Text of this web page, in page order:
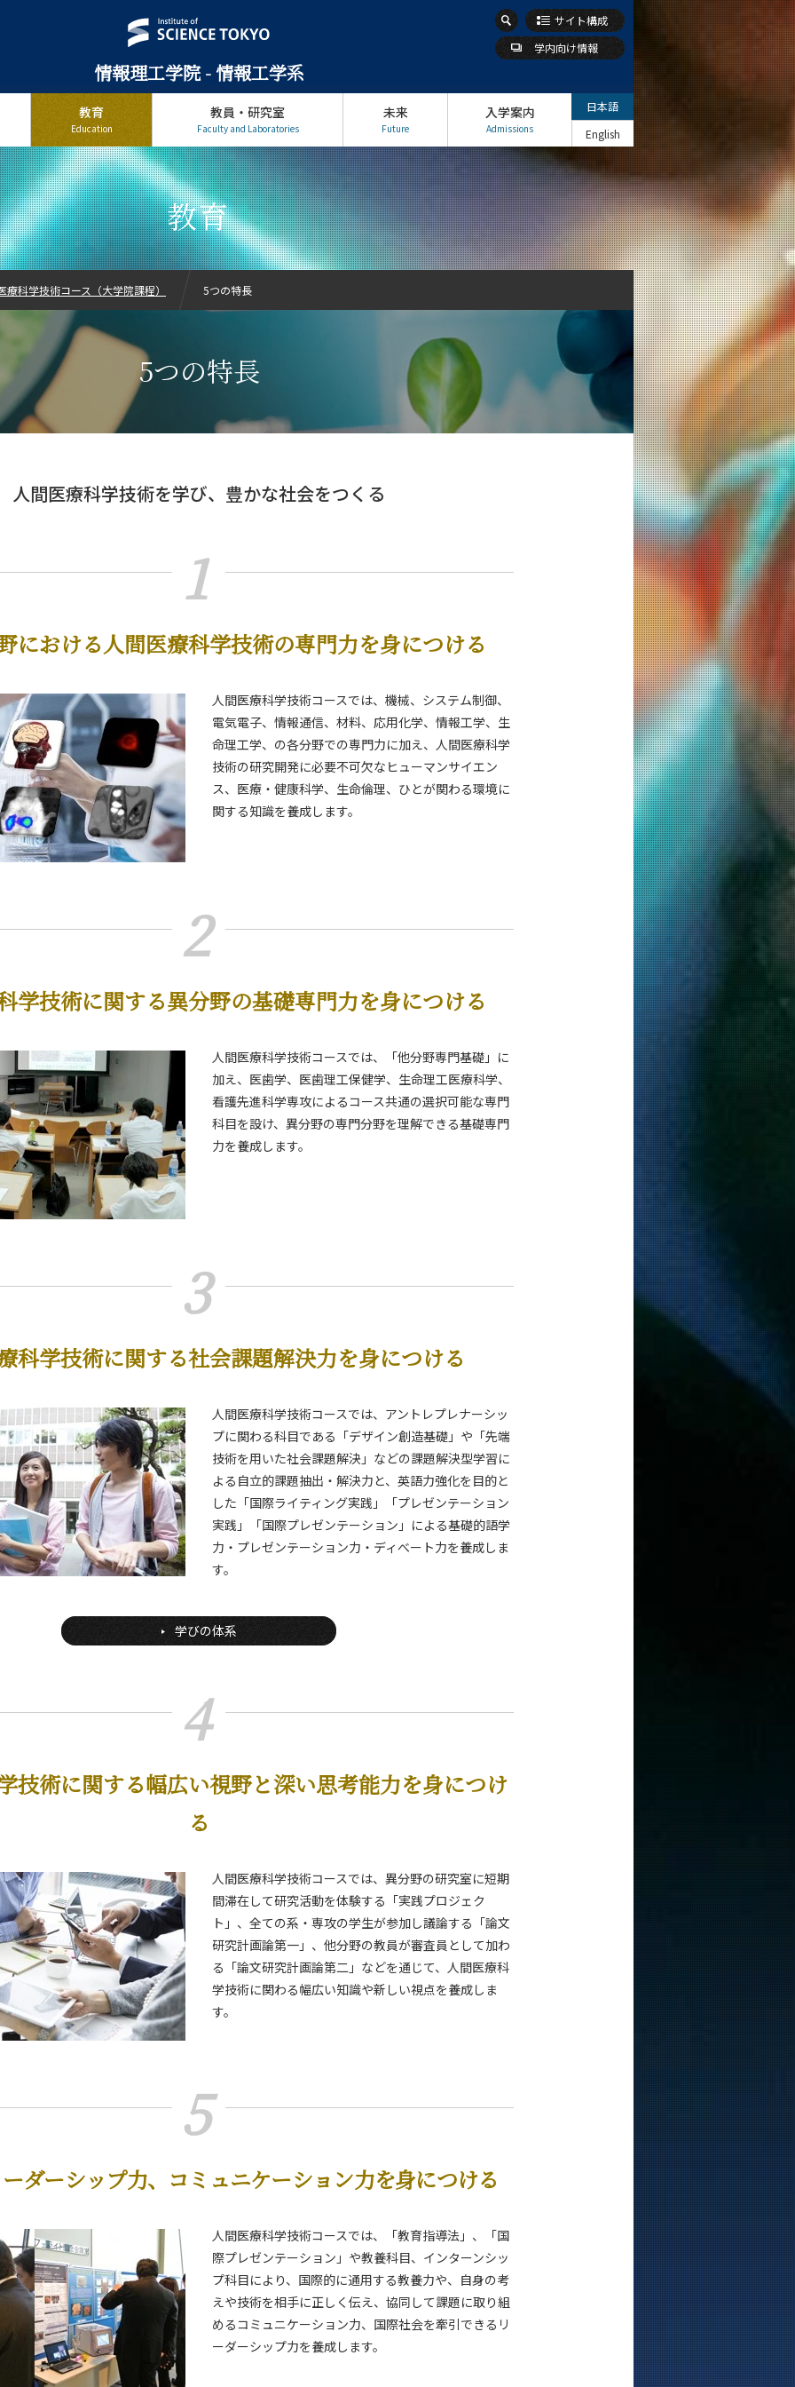
情報理工学院 - 情報工学系
サイト構成
学内向け情報
教育
Education
教員・研究室
Faculty and Laboratories
未来
Future
入学案内
Admissions
日本語
English
教育
5つの特長
人間医療科学技術を学び、豊かな社会をつくる
1
における人間医療科学技術の専門力を身につける
人間医療科学技術コースでは、機械、システム制御、
電気電子、情報通信、材料、応用化学、情報工学、生
命理工学、の各分野での専門力に加え、人間医療科学
技術の研究開発に必要不可欠なヒューマンサイエン
ス、医療・健康科学、生命倫理、ひとが関わる環境に
関する知識を養成します。
2
学技術に関する異分野の基礎専門力を身につける
人間医療科学技術コースでは、「他分野専門基礎」に
加え、医歯学、医歯理工保健学、生命理工医療科学、
看護先進科学専攻によるコース共通の選択可能な専門
科目を設け、異分野の専門分野を理解できる基礎専門
力を養成します。
3
科学技術に関する社会課題解決力を身につける
人間医療科学技術コースでは、アントレプレナーシッ
プに関わる科目である「デザイン創造基礎」や「先端
技術を用いた社会課題解決」などの課題解決型学習に
よる自立的課題抽出・解決力と、英語力強化を目的と
した「国際ライティング実践」「プレゼンテーション
実践」「国際プレゼンテーション」による基礎的語学
力・プレゼンテーション力・ディべート力を養成しま
す。
学びの体系
4
技術に関する幅広い視野と深い思考能力を身につけ
る
人間医療科学技術コースでは、異分野の研究室に短期
間滞在して研究活動を体験する「実践プロジェク
ト」、全ての系・専攻の学生が参加し議論する「論文
研究計画論第一」、他分野の教員が審査員として加わ
る「論文研究計画論第二」などを通じて、人間医療科
学技術に関わる幅広い知識や新しい視点を養成しま
す。
5
ダーシップ力、コミュニケーション力を身につける
人間医療科学技術コースでは、「教育指導法」、「国
際プレゼンテーション」や教養科目、インターンシッ
プ科目により、国際的に通用する教養力や、自身の考
えや技術を相手に正しく伝え、協同して課題に取り組
めるコミュニケーション力、国際社会を牽引できるリ
ーダーシップ力を養成します。
療科学技術コース（大学院課程） 5つの特長
程）